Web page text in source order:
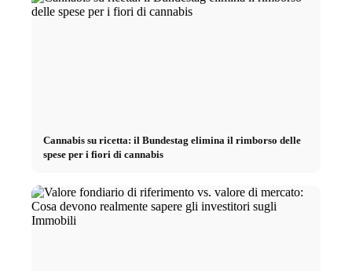
Cannabis su ricetta: il Bundestag elimina il rimborso delle
spese per i fiori di cannabis